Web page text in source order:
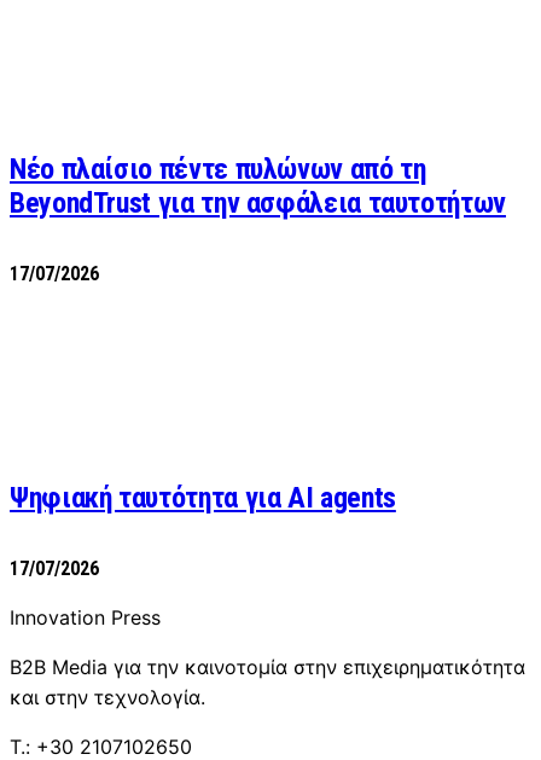
Νέο πλαίσιο πέντε πυλώνων από τη
BeyondTrust για την ασφάλεια ταυτοτήτων
17/07/2026
Ψηφιακή ταυτότητα για AI agents
17/07/2026
Innovation Press
B2B Media για την καινοτομία στην επιχειρηματικότητα
και στην τεχνολογία.
T.: +30 2107102650